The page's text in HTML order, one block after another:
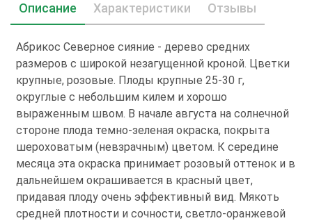
Описание Характеристики Отзывы
Абрикос Северное сияние - дерево средних
размеров с широкой незагущенной кроной. Цветки
крупные, розовые. Плоды крупные 25-30 г,
округлые с небольшим килем и хорошо
выраженным швом. В начале августа на солнечной
стороне плода темно-зеленая окраска, покрыта
шероховатым (невзрачным) цветом. К середине
месяца эта окраска принимает розовый оттенок и в
дальнейшем окрашивается в красный цвет,
придавая плоду очень эффективный вид. Мякоть
средней плотности и сочности, светло-оранжевой